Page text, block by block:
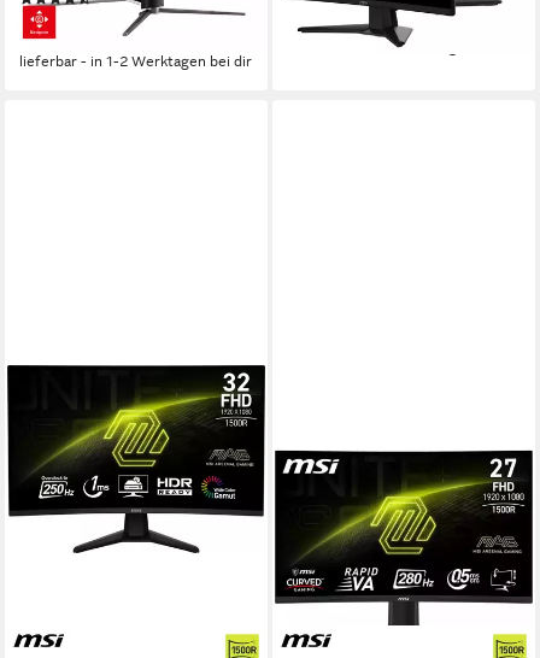
293,47 €
14,58 €
lieferbar - in 1-2 Werktagen bei dir
-47%
lieferbar - in 1-2 Werktagen bei dir